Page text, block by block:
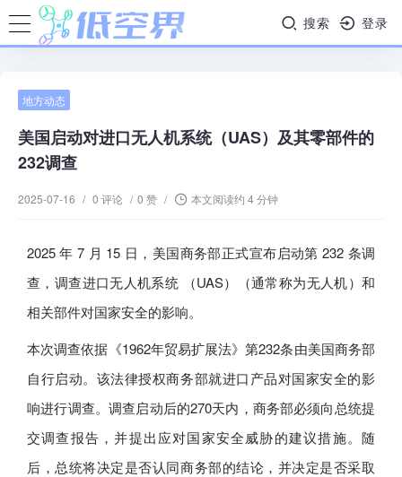
搜索 登录
地方动态
美国启动对进口无人机系统（UAS）及其零部件的
232调查
2025-07-16 / 0 评论 / 0 赞 / 本文阅读约 4 分钟
2025 年 7 月 15 日，美国商务部正式宣布启动第 232 条调
查，调查进口无人机系统 （UAS）（通常称为无人机）和
相关部件对国家安全的影响。
本次调查依据《1962年贸易扩展法》第232条由美国商务部
自行启动。该法律授权商务部就进口产品对国家安全的影
响进行调查。调查启动后的270天内，商务部必须向总统提
交调查报告，并提出应对国家安全威胁的建议措施。随
后，总统将决定是否认同商务部的结论，并决定是否采取